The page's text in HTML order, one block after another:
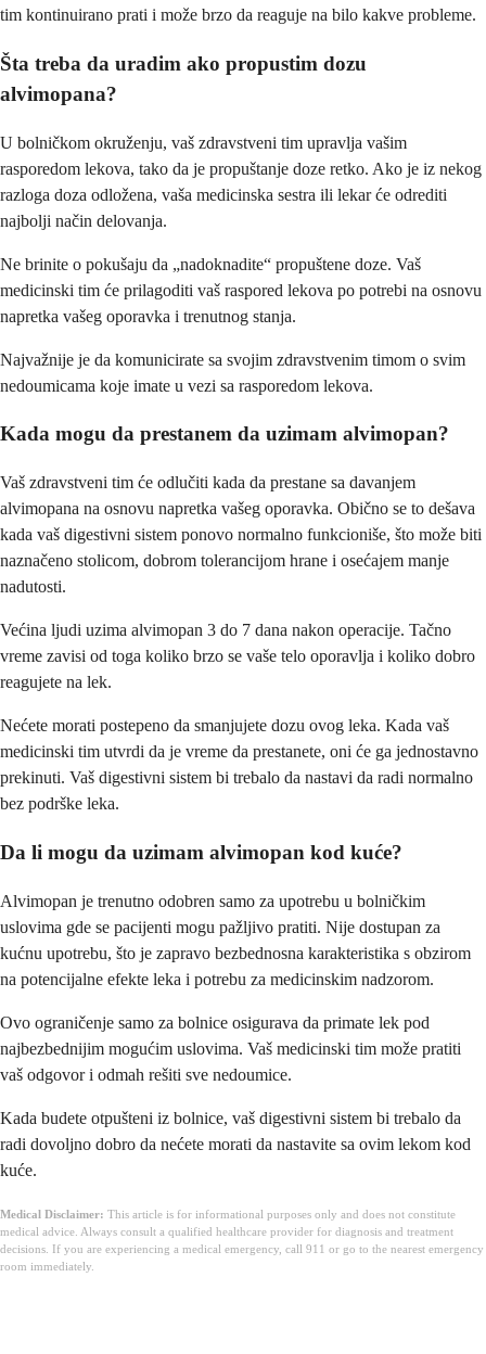
tim kontinuirano prati i može brzo da reaguje na bilo kakve probleme.
Šta treba da uradim ako propustim dozu
alvimopana?
U bolničkom okruženju, vaš zdravstveni tim upravlja vašim
rasporedom lekova, tako da je propuštanje doze retko. Ako je iz nekog
razloga doza odložena, vaša medicinska sestra ili lekar će odrediti
najbolji način delovanja.
Ne brinite o pokušaju da „nadoknadite“ propuštene doze. Vaš
medicinski tim će prilagoditi vaš raspored lekova po potrebi na osnovu
napretka vašeg oporavka i trenutnog stanja.
Najvažnije je da komunicirate sa svojim zdravstvenim timom o svim
nedoumicama koje imate u vezi sa rasporedom lekova.
Kada mogu da prestanem da uzimam alvimopan?
Vaš zdravstveni tim će odlučiti kada da prestane sa davanjem
alvimopana na osnovu napretka vašeg oporavka. Obično se to dešava
kada vaš digestivni sistem ponovo normalno funkcioniše, što može biti
naznačeno stolicom, dobrom tolerancijom hrane i osećajem manje
nadutosti.
Većina ljudi uzima alvimopan 3 do 7 dana nakon operacije. Tačno
vreme zavisi od toga koliko brzo se vaše telo oporavlja i koliko dobro
reagujete na lek.
Nećete morati postepeno da smanjujete dozu ovog leka. Kada vaš
medicinski tim utvrdi da je vreme da prestanete, oni će ga jednostavno
prekinuti. Vaš digestivni sistem bi trebalo da nastavi da radi normalno
bez podrške leka.
Da li mogu da uzimam alvimopan kod kuće?
Alvimopan je trenutno odobren samo za upotrebu u bolničkim
uslovima gde se pacijenti mogu pažljivo pratiti. Nije dostupan za
kućnu upotrebu, što je zapravo bezbednosna karakteristika s obzirom
na potencijalne efekte leka i potrebu za medicinskim nadzorom.
Ovo ograničenje samo za bolnice osigurava da primate lek pod
najbezbednijim mogućim uslovima. Vaš medicinski tim može pratiti
vaš odgovor i odmah rešiti sve nedoumice.
Kada budete otpušteni iz bolnice, vaš digestivni sistem bi trebalo da
radi dovoljno dobro da nećete morati da nastavite sa ovim lekom kod
kuće.
Medical Disclaimer: This article is for informational purposes only and does not constitute
medical advice. Always consult a qualified healthcare provider for diagnosis and treatment
decisions. If you are experiencing a medical emergency, call 911 or go to the nearest emergency
room immediately.